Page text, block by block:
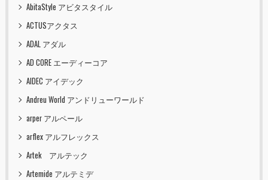
AbitaStyle アビタスタイル
ACTUSアクタス
ADAL アダル
AD CORE エーディーコア
AIDEC アイデック
Andreu World アンドリューワールド
arper アルペール
arflex アルフレックス
Artek アルテック
Artemide アルテミデ